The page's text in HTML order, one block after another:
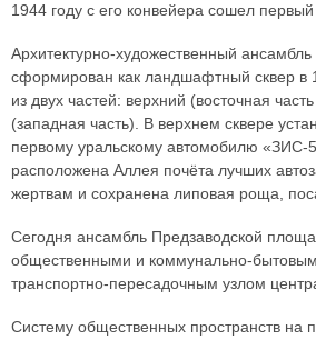
1944 году с его конвейера сошел первый
Архитектурно-художественный
сформирован как ландшафтный сквер в
из двух частей: верхний (восточная
(западная часть). В верхнем сквере
первому уральскому автомобилю «ЗИС-
расположена Аллея почёта лучших
жертвам и сохранена липовая роща,
Сегодня ансамбль Предзаводской
общественными и коммунально-
транспортно-пересадочным узлом
Систему общественных пространств на